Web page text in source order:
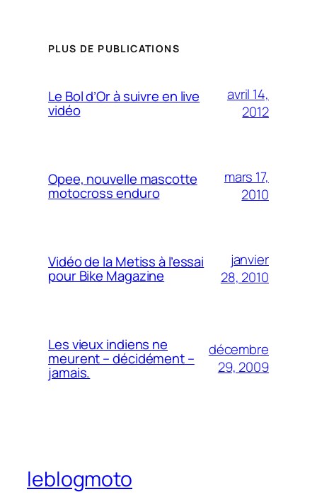
PLUS DE PUBLICATIONS
Le Bol d’Or à suivre en live
vidéo
avril 14,
2012
Opee, nouvelle mascotte
motocross enduro
mars 17,
2010
Vidéo de la Metiss à l’essai
pour Bike Magazine
janvier
28, 2010
Les vieux indiens ne
meurent – décidément –
jamais.
décembre
29, 2009
leblogmoto